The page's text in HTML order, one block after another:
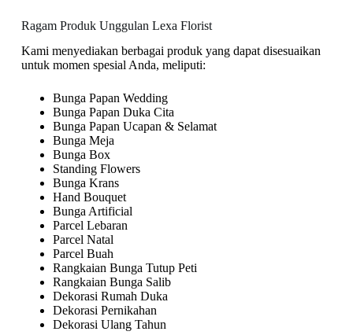
Ragam Produk Unggulan Lexa Florist
Kami menyediakan berbagai produk yang dapat disesuaikan
untuk momen spesial Anda, meliputi:
Bunga Papan Wedding
Bunga Papan Duka Cita
Bunga Papan Ucapan & Selamat
Bunga Meja
Bunga Box
Standing Flowers
Bunga Krans
Hand Bouquet
Bunga Artificial
Parcel Lebaran
Parcel Natal
Parcel Buah
Rangkaian Bunga Tutup Peti
Rangkaian Bunga Salib
Dekorasi Rumah Duka
Dekorasi Pernikahan
Dekorasi Ulang Tahun